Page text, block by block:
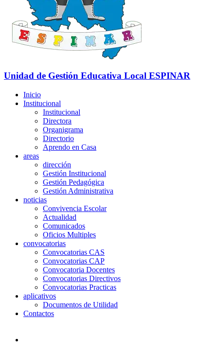
Unidad de Gestión Educativa Local ESPINAR
Inicio
Institucional
Institucional
Directora
Organigrama
Directorio
Aprendo en Casa
areas
dirección
Gestión Institucional
Gestión Pedagógica
Gestión Administrativa
noticias
Convivencia Escolar
Actualidad
Comunicados
Oficios Multiples
convocatorias
Convocatorias CAS
Convocatorias CAP
Convocatoria Docentes
Convocatorias Directivos
Convocatorias Practicas
aplicativos
Documentos de Utilidad
Contactos